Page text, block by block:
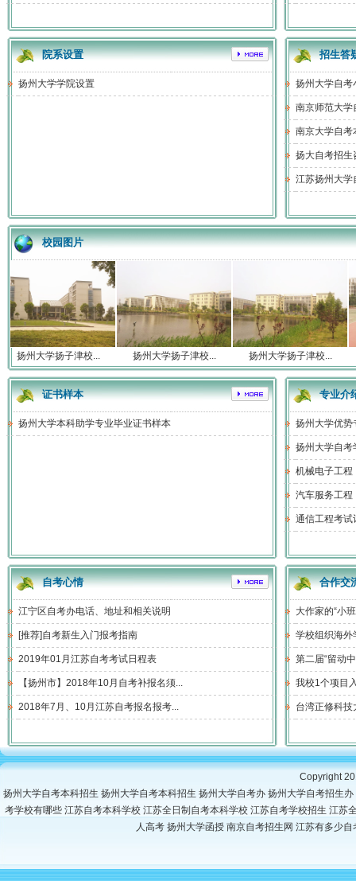
院系设置
扬州大学学院设置
招生答
扬州大学自考
南京师范大学
南京大学自考
扬大自考招生
江苏扬州大学
校园图片
扬州大学扬子津校... 扬州大学扬子津校... 扬州大学扬子津校...
证书样本
扬州大学本科助学专业毕业证书样本
专业介
扬州大学优势
扬州大学自考
机械电子工程
汽车服务工程
通信工程考试
自考心情
江宁区自考办电话、地址和相关说明
[推荐]自考新生入门报考指南
2019年01月江苏自考考试日程表
【扬州市】2018年10月自考补报名须...
2018年7月、10月江苏自考报名报考...
合作交
大作家的“小
学校组织海外
第二届“留动
我校1个项目
台湾正修科
Copyright
扬州大学自考本科招生 扬州大学自考本科招生 扬州大学自考办 扬州大学自考招生办
考学校有哪些 江苏自考本科学校 江苏全日制自考本科学校 江苏自考学校招生 江苏
人高考 扬州大学函授 南京自考招生网 江苏有多少